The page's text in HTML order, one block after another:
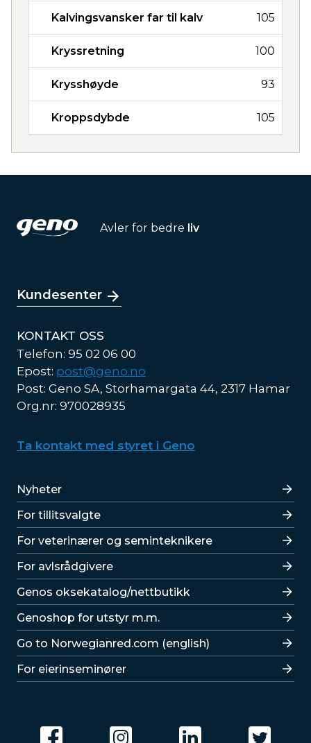
Kalvingsvansker far til kalv 105
Kryssretning 100
Krysshøyde 93
Kroppsdybde 105
Avler for bedre liv
Kundesenter
KONTAKT OSS
Telefon: 95 02 06 00
Epost: post@geno.no
Post: Geno SA, Storhamargata 44, 2317 Hamar
Org.nr: 970028935
Ta kontakt med styret i Geno
Lenker
Nyheter
For tillitsvalgte
For veterinærer og seminteknikere
For avlsrådgivere
Lenker
Genos oksekatalog/nettbutikk
Genoshop for utstyr m.m.
Go to Norwegianred.com (english)
For eierinseminører